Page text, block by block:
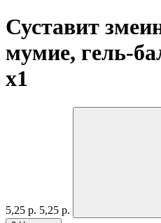
Суставит
мумие, гель-
x1
5,25 р. 5,25 р.